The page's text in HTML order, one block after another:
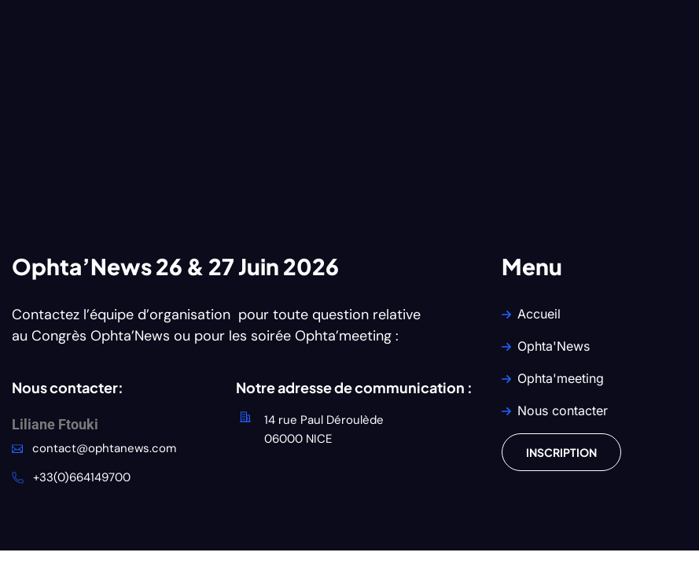
Ophta’News 26 & 27 Juin 2026
Contactez l’équipe d’organisation pour toute question relative
au Congrès Ophta’News ou pour les soirée Ophta’meeting :
Nous contacter:
Liliane Ftouki
contact@ophtanews.com
+33(0)664149700
Notre adresse de communication :
14 rue Paul Déroulède
06000 NICE
Menu
Accueil
Ophta'News
Ophta'meeting
Nous contacter
INSCRIPTION